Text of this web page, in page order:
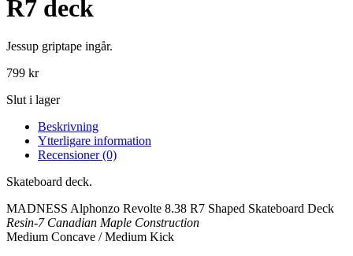
R7 deck
Jessup griptape ingår.
799 kr
Slut i lager
Beskrivning
Ytterligare information
Recensioner (0)
Skateboard deck.
MADNESS Alphonzo Revolte 8.38 R7 Shaped Skateboard Deck
Resin-7 Canadian Maple Construction
Medium Concave / Medium Kick